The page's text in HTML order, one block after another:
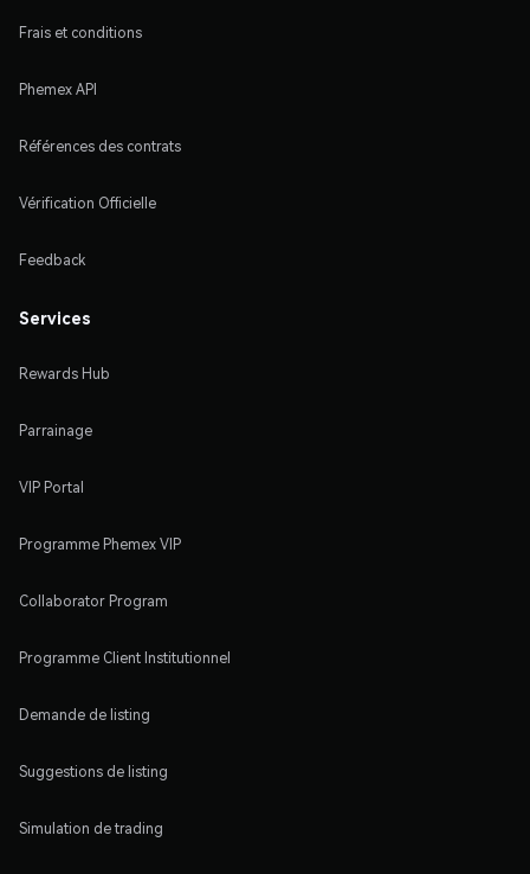
Frais et conditions
Phemex API
Références des contrats
Vérification Officielle
Feedback
Services
Rewards Hub
Parrainage
VIP Portal
Programme Phemex VIP
Collaborator Program
Programme Client Institutionnel
Demande de listing
Suggestions de listing
Simulation de trading